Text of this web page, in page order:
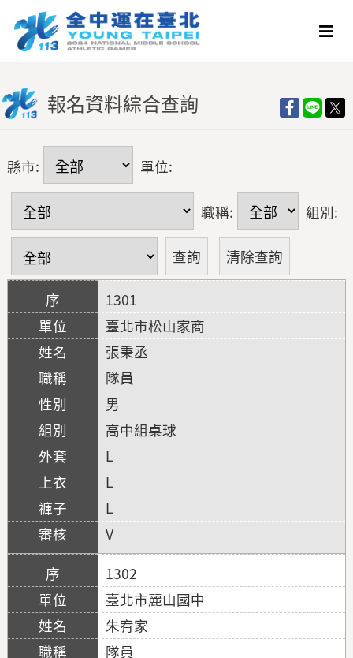
報名資料綜合查詢
縣市: 單位:
職稱: 組別:
1301
臺北市松山家商
張秉丞
隊員
男
高中組桌球
L
L
L
V
1302
臺北市麗山國中
朱宥家
隊員